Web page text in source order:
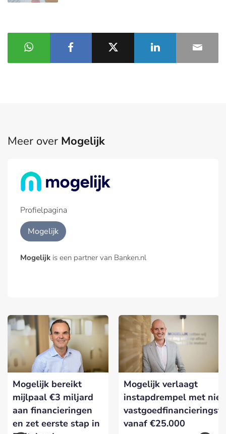
Meer over Mogelijk
Profielpagina
Mogelijk
Mogelijk is een partner van Banken.nl
Mogelijk bereikt
mijlpaal €3 miljard
aan financieringen
en zet eerste stap in
Mogelijk verlaagt
instapdrempel met
vanaf €25.000